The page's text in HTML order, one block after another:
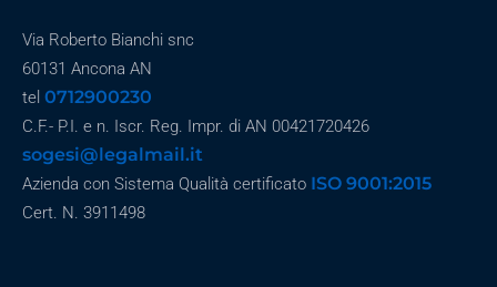
Via Roberto Bianchi snc
60131 Ancona AN
tel 0712900230
C.F.- P.I. e n. Iscr. Reg. Impr. di AN 00421720426
sogesi@legalmail.it
Azienda con Sistema Qualità certificato ISO 9001:2015
Cert. N. 3911498